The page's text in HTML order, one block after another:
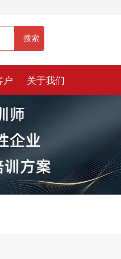
服务热线：400-
户 关于我们